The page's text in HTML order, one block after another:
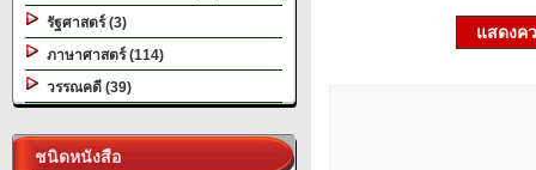
รัฐศาสตร์ (3)
ภาษาศาสตร์ (114)
วรรณคดี (39)
ชนิดหนังสือ
แสดงค